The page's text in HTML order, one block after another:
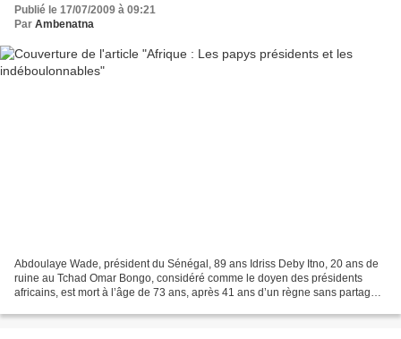
Publié le 17/07/2009 à 09:21
Par Ambenatna
Abdoulaye Wade, président du Sénégal, 89 ans Idriss Deby Itno, 20 ans de
ruine au Tchad Omar Bongo, considéré comme le doyen des présidents
africains, est mort à l’âge de 73 ans, après 41 ans d’un règne sans partage